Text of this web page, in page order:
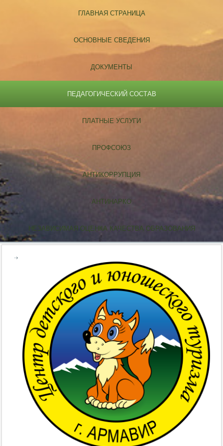
ГЛАВНАЯ СТРАНИЦА
ОСНОВНЫЕ СВЕДЕНИЯ
ДОКУМЕНТЫ
ПЕДАГОГИЧЕСКИЙ СОСТАВ
ПЛАТНЫЕ УСЛУГИ
ПРОФСОЮЗ
АНТИКОРРУПЦИЯ
АНТИНАРКО
НЕЗАВИСИМАЯ ОЦЕНКА КАЧЕСТВА ОБРАЗОВАНИЯ